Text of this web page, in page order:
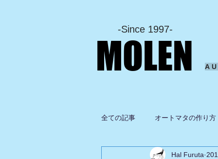
-Since 1997-
MOLEN
全ての記事 オートマタの作り方
グルメ ドロ
Hal Furuta